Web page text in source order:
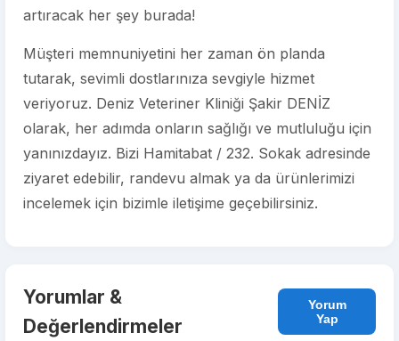
artıracak her şey burada!
Müşteri memnuniyetini her zaman ön planda
tutarak, sevimli dostlarınıza sevgiyle hizmet
veriyoruz. Deniz Veteriner Kliniği Şakir DENİZ
olarak, her adımda onların sağlığı ve mutluluğu için
yanınızdayız. Bizi Hamitabat / 232. Sokak adresinde
ziyaret edebilir, randevu almak ya da ürünlerimizi
incelemek için bizimle iletişime geçebilirsiniz.
Yorumlar &
Değerlendirmeler
Yorum
Yap